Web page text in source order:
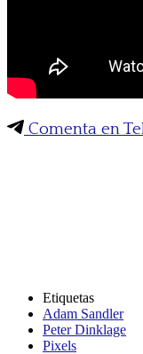
Comenta en
Etiquetas
Adam Sandler
Peter Dinklage
Pixels